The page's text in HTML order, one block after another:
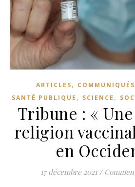
ARTICLES,
SANTÉ PUBLIQUE , SCIENCE ,
Tribune : «
religion
en
17 décembre 2021 /